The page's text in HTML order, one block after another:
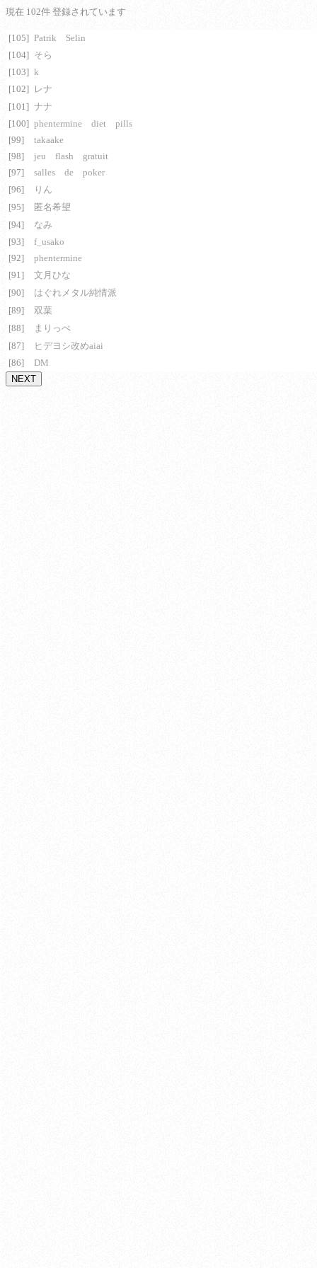
現在 102件 登録されています
[105] Patrik Selin
[104] そら
[103] k
[102] レナ
[101] ナナ
[100] phentermine diet pills
[99]
takaake
[98]
jeu flash gratuit
[97]
salles de poker
[96]
りん
[95]
匿名希望
[94]
なみ
[93]
f_usako
[92]
phentermine
[91]
文月ひな
[90]
はぐれメタル純情派
[89]
双葉
[88]
まりっぺ
[87]
ヒデヨシ改めaiai
[86]
DM